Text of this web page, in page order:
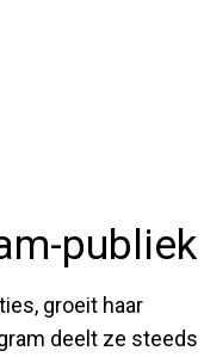
publiek
groeit haar
deelt ze steeds